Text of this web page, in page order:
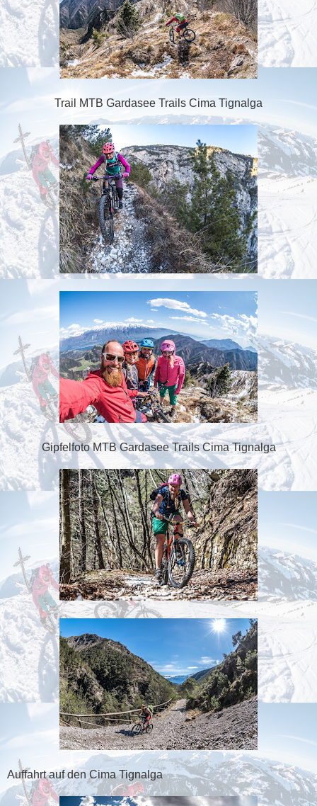
Trail MTB Gardasee Trails Cima Tignalga
Gipfelfoto MTB Gardasee Trails Cima Tignalga
Auffahrt auf den Cima Tignalga